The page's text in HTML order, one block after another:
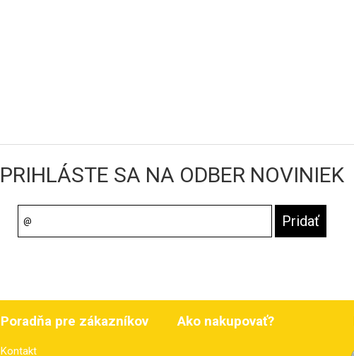
PRIHLÁSTE SA NA ODBER NOVINIEK
Poradňa pre zákazníkov
Kontakt
Ako nakupovať?